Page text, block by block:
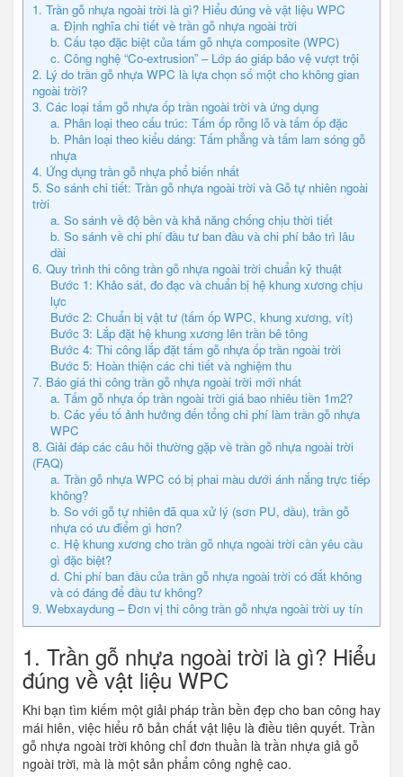
1. Trần gỗ nhựa ngoài trời là gì? Hiểu đúng về vật liệu WPC
a. Định nghĩa chi tiết về trần gỗ nhựa ngoài trời
b. Cấu tạo đặc biệt của tấm gỗ nhựa composite (WPC)
c. Công nghệ “Co-extrusion” – Lớp áo giáp bảo vệ vượt trội
2. Lý do trần gỗ nhựa WPC là lựa chọn số một cho không gian
ngoài trời?
3. Các loại tấm gỗ nhựa ốp trần ngoài trời và ứng dụng
a. Phân loại theo cấu trúc: Tấm ốp rỗng lỗ và tấm ốp đặc
b. Phân loại theo kiểu dáng: Tấm phẳng và tấm lam sóng gỗ
nhựa
4. Ứng dụng trần gỗ nhựa phổ biến nhất
5. So sánh chi tiết: Trần gỗ nhựa ngoài trời và Gỗ tự nhiên ngoài
trời
a. So sánh về độ bền và khả năng chống chịu thời tiết
b. So sánh về chi phí đầu tư ban đầu và chi phí bảo trì lâu
dài
6. Quy trình thi công trần gỗ nhựa ngoài trời chuẩn kỹ thuật
Bước 1: Khảo sát, đo đạc và chuẩn bị hệ khung xương chịu
lực
Bước 2: Chuẩn bị vật tư (tấm ốp WPC, khung xương, vít)
Bước 3: Lắp đặt hệ khung xương lên trần bê tông
Bước 4: Thi công lắp đặt tấm gỗ nhựa ốp trần ngoài trời
Bước 5: Hoàn thiện các chi tiết và nghiệm thu
7. Báo giá thi công trần gỗ nhựa ngoài trời mới nhất
a. Tấm gỗ nhựa ốp trần ngoài trời giá bao nhiêu tiền 1m2?
b. Các yếu tố ảnh hưởng đến tổng chi phí làm trần gỗ nhựa
WPC
8. Giải đáp các câu hỏi thường gặp về trần gỗ nhựa ngoài trời
(FAQ)
a. Trần gỗ nhựa WPC có bị phai màu dưới ánh nắng trực tiếp
không?
b. So với gỗ tự nhiên đã qua xử lý (sơn PU, dầu), trần gỗ
nhựa có ưu điểm gì hơn?
c. Hệ khung xương cho trần gỗ nhựa ngoài trời cần yêu cầu
gì đặc biệt?
d. Chi phí ban đầu của trần gỗ nhựa ngoài trời có đắt không
và có đáng để đầu tư không?
9. Webxaydung – Đơn vị thi công trần gỗ nhựa ngoài trời uy tín
1. Trần gỗ nhựa ngoài trời là gì? Hiểu
đúng về vật liệu WPC
Khi bạn tìm kiếm một giải pháp trần bền đẹp cho ban công hay
mái hiên, việc hiểu rõ bản chất vật liệu là điều tiên quyết. Trần
gỗ nhựa ngoài trời không chỉ đơn thuần là trần nhựa giả gỗ
ngoài trời, mà là một sản phẩm công nghệ cao.